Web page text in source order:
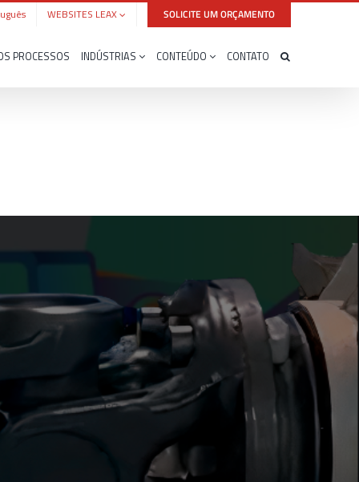
WEBSITES LEAX SOLICITE UM ORÇAMENTO
PROCESSOS INDÚSTRIAS CONTEÚDO CONTATO